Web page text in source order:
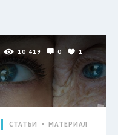
10 419 0 1
СТАТЬИ МАТЕРИАЛ